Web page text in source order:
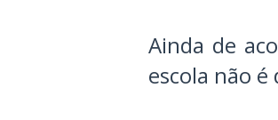
Ainda de
escola não